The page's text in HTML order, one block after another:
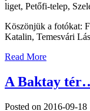
liget, Petőfi-telep,
Köszönjük a fotókat:
Katalin, Temesvári
Read More
A Baktay
Posted on 2016-09-18